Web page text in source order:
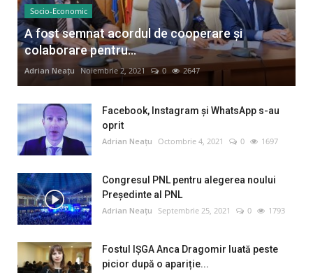
Socio-Economic
A fost semnat acordul de cooperare și
colaborare pentru...
Adrian Neațu Noiembrie 2, 2021 0 2647
Facebook, Instagram și WhatsApp s-au
oprit
Adrian Neațu Octombrie 4, 2021 0 1697
Congresul PNL pentru alegerea noului
Preşedinte al PNL
Adrian Neațu Septembrie 25, 2021 0 1793
Fostul IȘGA Anca Dragomir luată peste
picior după o apariție...